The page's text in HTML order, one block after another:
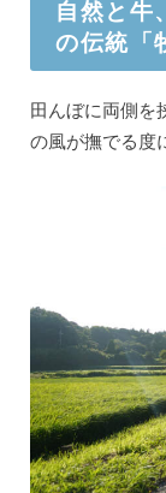
自然と牛
の伝統「
田んぼに両側を
の風が撫でる度